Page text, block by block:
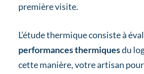
première visite.
L’étude thermique consiste à
performances thermiquesdu
cette manière, votre artisan